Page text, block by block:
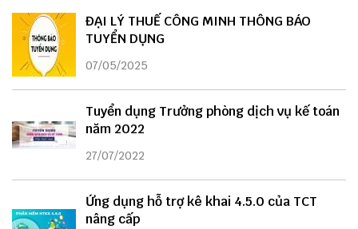
ĐẠI LÝ THUẾ CÔNG MINH THÔNG BÁO
TUYỂN DỤNG
07/05/2025
Tuyển dụng Trưởng phòng dịch vụ kế toán
năm 2022
27/07/2022
Ứng dụng hỗ trợ kê khai 4.5.0 của TCT
nâng cấp